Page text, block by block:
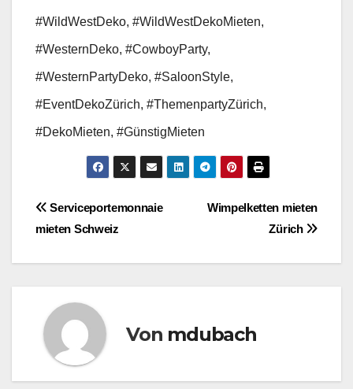
#WildWestDeko, #WildWestDekoMieten,
#WesternDeko, #CowboyParty,
#WesternPartyDeko, #SaloonStyle,
#EventDekoZürich, #ThemenpartyZürich,
#DekoMieten, #GünstigMieten
BeitragsnavigationWimpelketten mieten
Zürich
Serviceportemonnaie
mieten Schweiz
Von mdubach